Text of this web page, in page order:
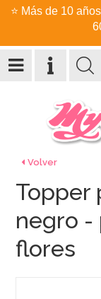
⭐ Más de 10
Volver
Topper
negro -
flores